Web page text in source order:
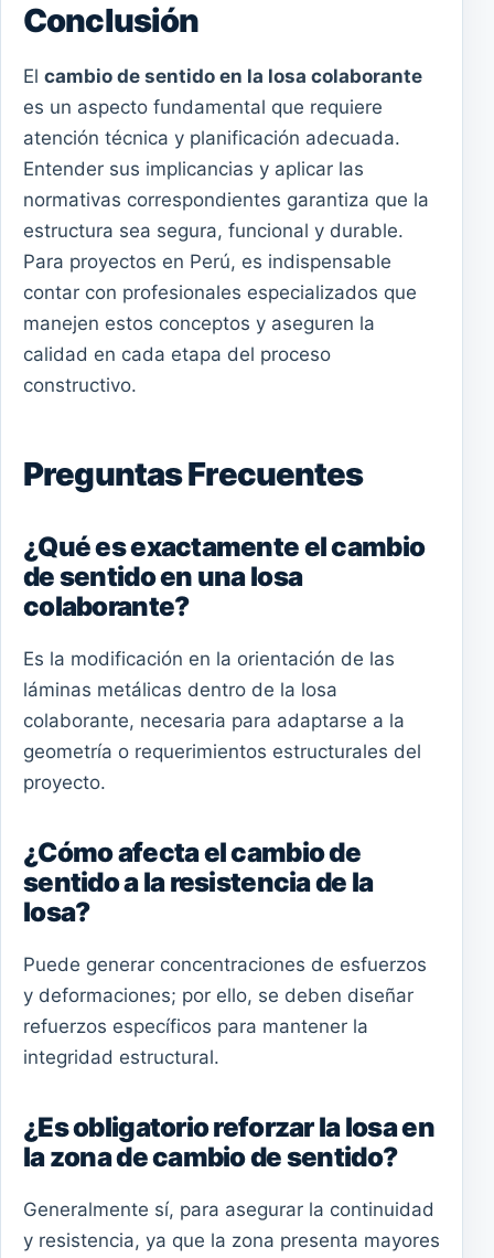
Conclusión
El cambio de sentido en la losa colaborante
es un aspecto fundamental que requiere
atención técnica y planificación adecuada.
Entender sus implicancias y aplicar las
normativas correspondientes garantiza que la
estructura sea segura, funcional y durable.
Para proyectos en Perú, es indispensable
contar con profesionales especializados que
manejen estos conceptos y aseguren la
calidad en cada etapa del proceso
constructivo.
Preguntas Frecuentes
¿Qué es exactamente el cambio
de sentido en una losa
colaborante?
Es la modificación en la orientación de las
láminas metálicas dentro de la losa
colaborante, necesaria para adaptarse a la
geometría o requerimientos estructurales del
proyecto.
¿Cómo afecta el cambio de
sentido a la resistencia de la
losa?
Puede generar concentraciones de esfuerzos
y deformaciones; por ello, se deben diseñar
refuerzos específicos para mantener la
integridad estructural.
¿Es obligatorio reforzar la losa en
la zona de cambio de sentido?
Generalmente sí, para asegurar la continuidad
y resistencia, ya que la zona presenta mayores